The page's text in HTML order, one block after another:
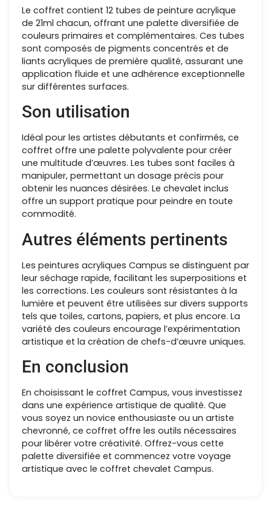
Le coffret contient 12 tubes de peinture acrylique
de 21ml chacun, offrant une palette diversifiée de
couleurs primaires et complémentaires. Ces tubes
sont composés de pigments concentrés et de
liants acryliques de première qualité, assurant une
application fluide et une adhérence exceptionnelle
sur différentes surfaces.
Son utilisation
Idéal pour les artistes débutants et confirmés, ce
coffret offre une palette polyvalente pour créer
une multitude d’œuvres. Les tubes sont faciles à
manipuler, permettant un dosage précis pour
obtenir les nuances désirées. Le chevalet inclus
offre un support pratique pour peindre en toute
commodité.
Autres éléments pertinents
Les peintures acryliques Campus se distinguent par
leur séchage rapide, facilitant les superpositions et
les corrections. Les couleurs sont résistantes à la
lumière et peuvent être utilisées sur divers supports
tels que toiles, cartons, papiers, et plus encore. La
variété des couleurs encourage l’expérimentation
artistique et la création de chefs-d’œuvre uniques.
En conclusion
En choisissant le coffret Campus, vous investissez
dans une expérience artistique de qualité. Que
vous soyez un novice enthousiaste ou un artiste
chevronné, ce coffret offre les outils nécessaires
pour libérer votre créativité. Offrez-vous cette
palette diversifiée et commencez votre voyage
artistique avec le coffret chevalet Campus.